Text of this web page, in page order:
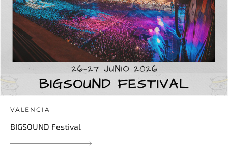
VALENCIA
BIGSOUND Festival